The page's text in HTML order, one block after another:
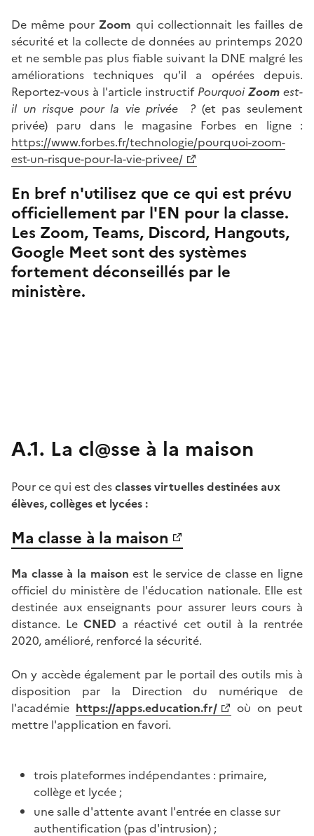
De même pour Zoom qui collectionnait les failles de
sécurité et la collecte de données au printemps 2020
et ne semble pas plus fiable suivant la DNE malgré les
améliorations techniques qu'il a opérées depuis.
Reportez-vous à l'article instructif Pourquoi Zoom est-
il un risque pour la vie privée ? (et pas seulement
privée) paru dans le magasine Forbes en ligne :
https://www.forbes.fr/technologie/pourquoi-zoom-
est-un-risque-pour-la-vie-privee/
En bref n'utilisez que ce qui est prévu
officiellement par l'EN pour la classe.
Les Zoom, Teams, Discord, Hangouts,
Google Meet sont des systèmes
fortement déconseillés par le
ministère.
A.1. La cl@sse à la maison
Pour ce qui est desclasses virtuelles destinées aux
élèves, collèges et lycées :
Ma classe à la maison
Ma classe à la maisonest le service de classe en ligne
officiel du ministère de l'éducation nationale. Elle est
destinée aux enseignants pour assurer leurs cours à
distance. LeCNED a réactivé cet outil à la rentrée
2020, amélioré, renforcé la sécurité.
On y accède également par le portail des outils mis à
disposition par la Direction du numérique de
l'académie https://apps.education.fr/
où on peut
mettre l'application en favori.
trois plateformes indépendantes : primaire,
collège et lycée ;
une salle d'attente avant l'entrée en classe sur
authentification (pas d'intrusion) ;